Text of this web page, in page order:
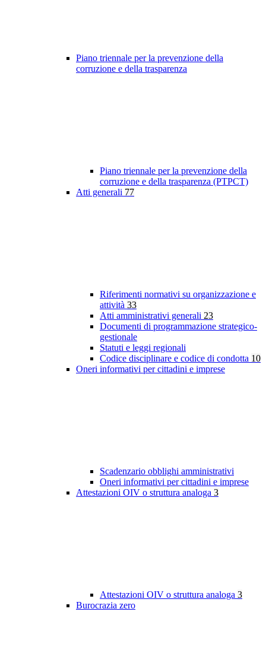
Piano triennale per la prevenzione della
corruzione e della trasparenza
Piano triennale per la prevenzione della
corruzione e della trasparenza (PTPCT)
Atti generali 77
Riferimenti normativi su organizzazione e
attività 33
Atti amministrativi generali 23
Documenti di programmazione strategico-
gestionale
Statuti e leggi regionali
Codice disciplinare e codice di condotta 10
Oneri informativi per cittadini e imprese
Scadenzario obblighi amministrativi
Oneri informativi per cittadini e imprese
Attestazioni OIV o struttura analoga 3
Attestazioni OIV o struttura analoga 3
Burocrazia zero